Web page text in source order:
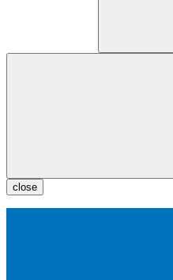
close